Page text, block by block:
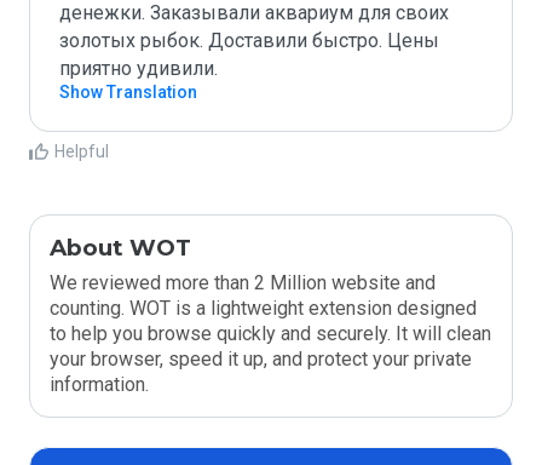
денежки. Заказывали аквариум для своих
золотых рыбок. Доставили быстро. Цены
приятно удивили.
Show Translation
Helpful
About WOT
We reviewed more than 2 Million website and
counting. WOT is a lightweight extension designed
to help you browse quickly and securely. It will clean
your browser, speed it up, and protect your private
information.